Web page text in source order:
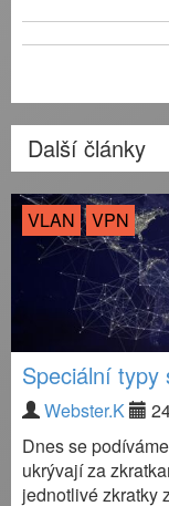
Další články
VLAN VPN
Speciální typy
Webster.K
Dnes se
ukrývají za
jednotlivé zkratky